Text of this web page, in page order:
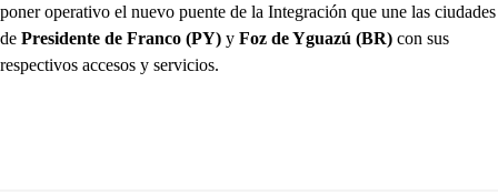
poner operativo el nuevo puente de la Integración que une las ciudades
de Presidente de Franco (PY) y Foz de Yguazú (BR) con sus
respectivos accesos y servicios.